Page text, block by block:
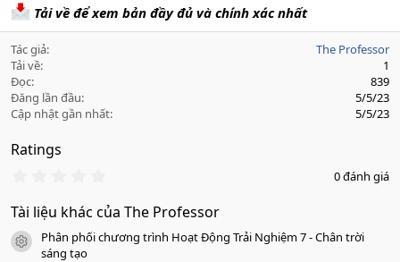
Tải về để xem bản đầy đủ và chính xác nhất
Tác giả
The Professor
Tải về
1
Đọc
839
Đăng lần đầu
5/5/23
Cập nhật gần nhất
5/5/23
Ratings
0
0
a
0 đánh giá
Tài liệu khác của The Professor
icon tài liệu
Phân phối chương trình Hoạt Động Trải Nghiệm 7 - Chân trời
sáng tạo